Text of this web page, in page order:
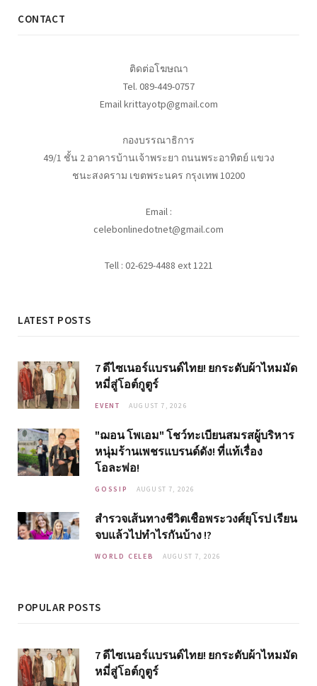
CONTACT
ติดต่อโฆษณา
Tel. 089-449-0757
Email krittayotp@gmail.com
กองบรรณาธิการ
49/1 ชั้น 2 อาคารบ้านเจ้าพระยา ถนนพระอาทิตย์ แขวง
ชนะสงคราม เขตพระนคร กรุงเทพ 10200
Email :
celebonlinedotnet@gmail.com
Tell : 02-629-4488 ext 1221
LATEST POSTS
7 ดีไซเนอร์แบรนด์ไทย! ยกระดับผ้าไหมมัด
หมี่สู่โอต์กูตูร์
EVENT AUGUST 7, 2026
"ฌอน โพเอม" โชว์ทะเบียนสมรสผู้บริหาร
หนุ่มร้านเพชรแบรนด์ดัง! ที่แท้เรื่อง
โอละพ่อ!
GOSSIP AUGUST 7, 2026
สำรวจเส้นทางชีวิตเชื้อพระวงศ์ยุโรป เรียน
จบแล้วไปทำไรกันบ้าง !?
WORLD CELEB AUGUST 7, 2026
POPULAR POSTS
7 ดีไซเนอร์แบรนด์ไทย! ยกระดับผ้าไหมมัด
หมี่สู่โอต์กูตูร์